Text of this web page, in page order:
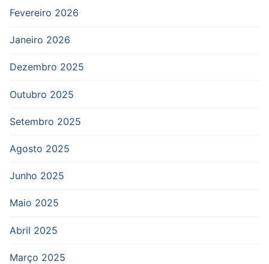
Fevereiro 2026
Janeiro 2026
Dezembro 2025
Outubro 2025
Setembro 2025
Agosto 2025
Junho 2025
Maio 2025
Abril 2025
Março 2025